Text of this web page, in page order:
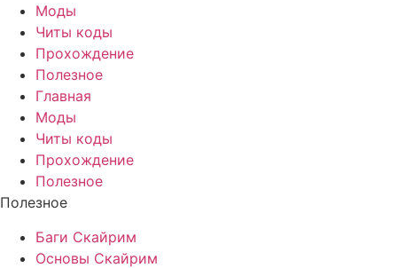
Моды
Читы коды
Прохождение
Полезное
Главная
Моды
Читы коды
Прохождение
Полезное
Полезное
Баги Скайрим
Основы Скайрим